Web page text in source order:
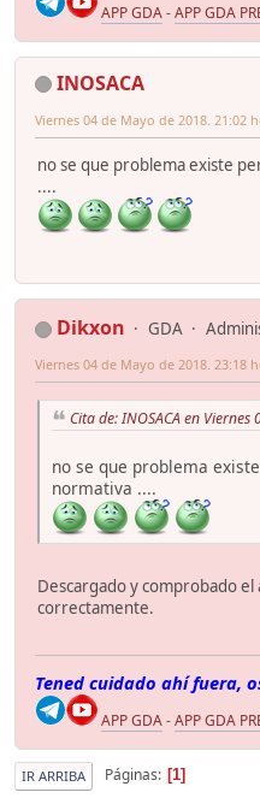
APP GDA-APP GDA
INOSACA
Viernes 04 de Mayo de 2018. 21:02
no se que problema existe
....
Dikxon GDA
Viernes 04 de Mayo de 2018. 23:18
Cita de: INOSACA en
no se que problema
normativa ....
Descargado y comprobado
correctamente.
Tened cuidado ahí fuera,
APP GDA-APP GDA
IR ARRIBA Páginas 1